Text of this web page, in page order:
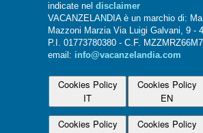
indicate nel disclaimer
VACANZELANDIA è un marchio di:
Mazzoni Marzia Via Luigi Galvani, 9 -
P.I. 01773780380 - C.F.
email: info@vacanzelandia.com
Cookies Policy
IT
Cookies Policy
EN
Cookies Policy
Cookies Policy